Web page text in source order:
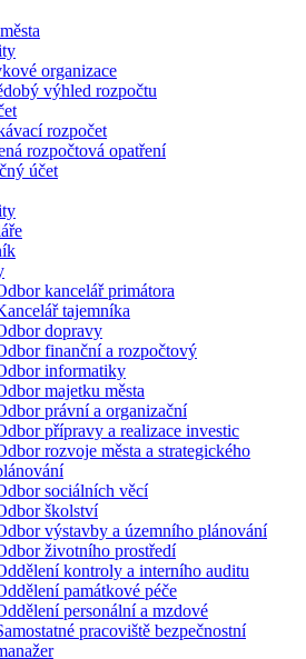
organizace
výhled rozpočtu
rozpočet
rozpočtová opatření
účet
kancelář primátora
tajemníka
dopravy
finanční a rozpočtový
informatiky
majetku města
právní a organizační
přípravy a realizace investic
rozvoje města a strategického
sociálních věcí
školství
výstavby a územního plánování
životního prostředí
kontroly a interního auditu
památkové péče
personální a mzdové
pracoviště bezpečnostní